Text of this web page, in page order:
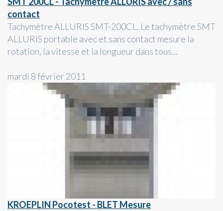
contact
Tachymètre ALLURIS SMT-200CL. Le tachymètre SMT
ALLURIS portable avec et sans contact mesure la
rotation, la vitesse et la longueur dans tous...
mardi 8 février 2011
KROEPLIN Pocotest - BLET Mesure